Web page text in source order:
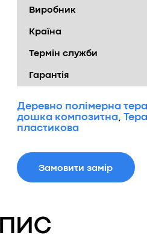
Виробник
Країна
Термін служби
Гарантія
Деревно полімерна
дошка композитна,
пластикова
Замовити замір